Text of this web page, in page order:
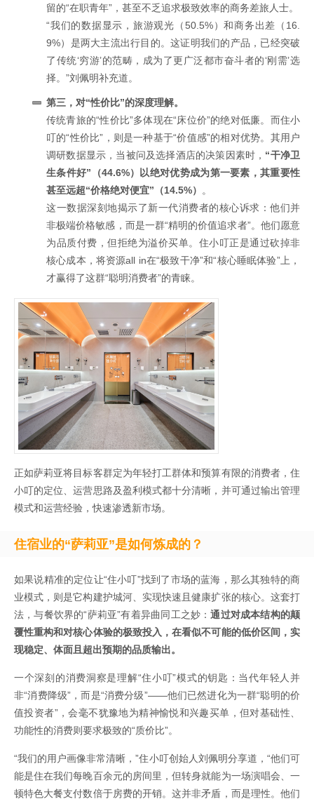
留的“在职青年”，甚至不乏追求极致效率的商务差旅人士。
“我们的数据显示，旅游观光（50.5%）和商务出差（16.
9%）是两大主流出行目的。这证明我们的产品，已经突破
了传统‘穷游’的范畴，成为了更广泛都市奋斗者的‘刚需’选
择。”刘佩明补充道。
第三，对“性价比”的深度理解。
传统青旅的“性价比”多体现在“床位价”的绝对低廉。而住小
叮的“性价比”，则是一种基于“价值感”的相对优势。其用户
调研数据显示，当被问及选择酒店的决策因素时， “干净卫
生条件好”（44.6%）以绝对优势成为第一要素，其重要性
甚至远超“价格绝对便宜”（14.5%） 。
这一数据深刻地揭示了新一代消费者的核心诉求：他们并
非极端价格敏感，而是一群“精明的价值追求者”。他们愿意
为品质付费，但拒绝为溢价买单。住小叮正是通过砍掉非
核心成本，将资源all in在“极致干净”和“核心睡眠体验”上，
才赢得了这群“聪明消费者”的青睐。
正如萨莉亚将目标客群定为年轻打工群体和预算有限的消费者，住
小叮的定位、运营思路及盈利模式都十分清晰，并可通过输出管理
模式和运营经验，快速渗透新市场。 ‌
住宿业的“萨莉亚”是如何炼成的？
如果说精准的定位让“住小叮”找到了市场的蓝海，那么其独特的商
业模式，则是它构建护城河、实现快速且健康扩张的核心。这套打
法，与餐饮界的“萨莉亚”有着异曲同工之妙：通过对成本结构的颠
覆性重构和对核心体验的极致投入，在看似不可能的低价区间，实
现稳定、体面且超出预期的品质输出。
一个深刻的消费洞察是理解“住小叮”模式的钥匙：当代年轻人并
非“消费降级”，而是“消费分级”——他们已然进化为一群“聪明的价
值投资者”，会毫不犹豫地为精神愉悦和兴趣买单，但对基础性、
功能性的消费则要求极致的“质价比”。
“我们的用户画像非常清晰，”住小叮创始人刘佩明分享道，“他们可
能是住在我们每晚百余元的房间里，但转身就能为一场演唱会、一
顿特色大餐支付数倍于房费的开销。这并非矛盾，而是理性。他们